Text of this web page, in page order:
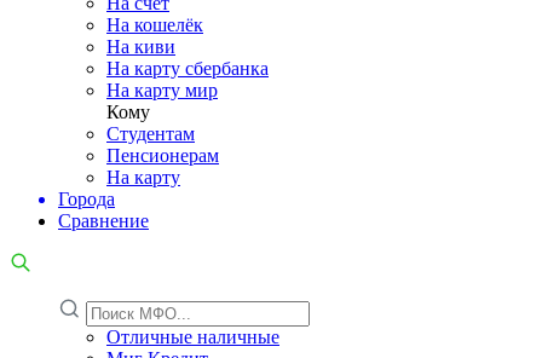
На кошелёк
На киви
На карту сбербанка
На карту мир
Кому
Студентам
Пенсионерам
На карту
Города
Сравнение
Отличные наличные